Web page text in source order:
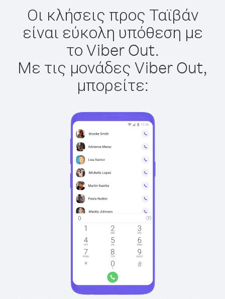
Οι κλήσεις προς Ταϊβάν
είναι εύκολη υπόθεση με
το Viber Out.
Με τις μονάδες Viber Out,
μπορείτε: